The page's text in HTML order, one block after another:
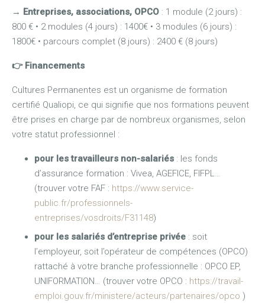
→ Entreprises, associations, OPCO : 1 module (2 jours) :
800 € • 2 modules (4 jours) : 1400€ • 3 modules (6 jours) :
1800€ • parcours complet (8 jours) : 2400 € (8 jours)
👉 Financements
Cultures Permanentes est un organisme de formation
certifié Qualiopi, ce qui signifie que nos formations peuvent
être prises en charge par de nombreux organismes, selon
votre statut professionnel :
pour les travailleurs non-salariés: les fonds
d’assurance formation : Vivea, AGEFICE, FIFPL…
(trouver votre FAF : https://www.service-
public.fr/professionnels-
entreprises/vosdroits/F31148)
pour les salariés d’entreprise privée : soit
l’employeur, soit l’opérateur de compétences (OPCO)
rattaché à votre branche professionnelle : OPCO EP,
UNIFORMATION… (trouver votre OPCO : https://travail-
emploi.gouv.fr/ministere/acteurs/partenaires/opco )